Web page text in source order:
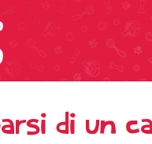
di un